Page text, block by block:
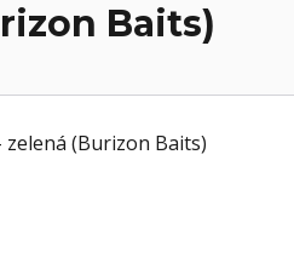
Baits)